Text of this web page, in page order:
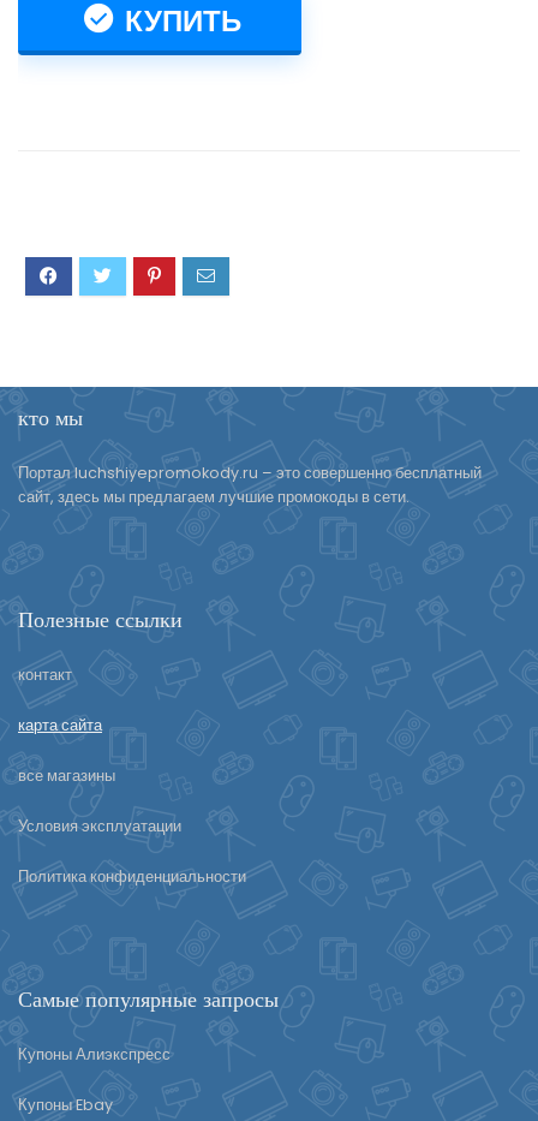
КУПИТЬ
кто мы
Портал luchshiyepromokody.ru – это совершенно бесплатный
сайт, здесь мы предлагаем лучшие промокоды в сети.
Полезные ссылки
контакт
карта сайта
все магазины
Условия эксплуатации
Политика конфиденциальности
Самые популярные запросы
Купоны Алиэкспресс
Купоны Ebay